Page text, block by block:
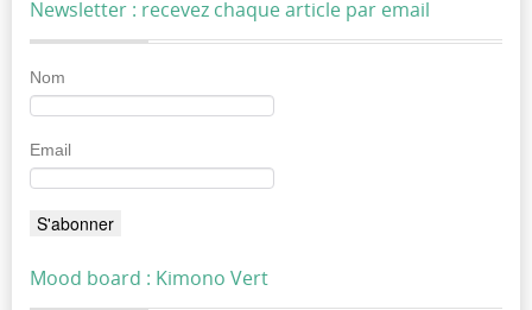
Newsletter : recevez chaque article par email
Nom
Email
Mood board : Kimono Vert